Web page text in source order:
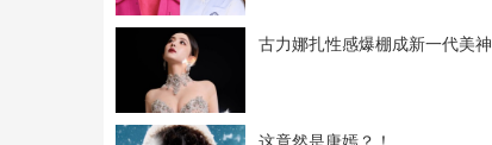
古力娜扎性感爆棚成新一代美神
这竟然是唐嫣？！